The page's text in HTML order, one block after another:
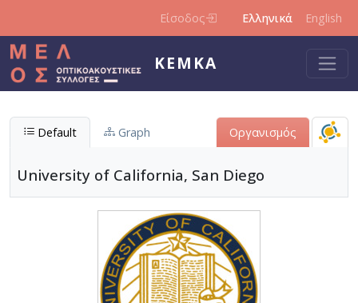
Είσοδος Ελληνικά English
ΚΕΜΚΑ
Default Graph Οργανισμός
University of California, San Diego